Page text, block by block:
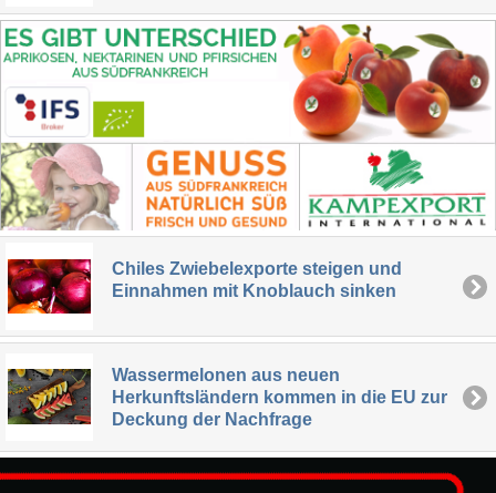
Chiles Zwiebelexporte steigen und
Einnahmen mit Knoblauch sinken
Wassermelonen aus neuen
Herkunftsländern kommen in die EU zur
Deckung der Nachfrage